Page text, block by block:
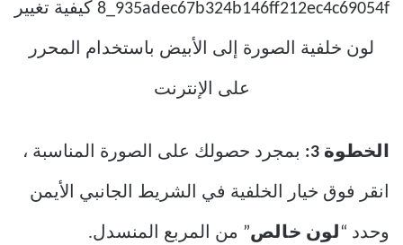
الخطوة 3: بمجرد حصولك على الصورة المناسبة ،
انقر فوق خيار الخلفية في الشريط الجانبي الأيمن
وحدد “ لون خالص” من المربع المنسدل.